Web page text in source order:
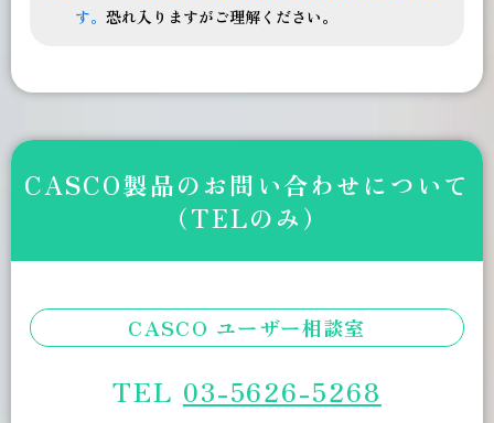
す。 恐れ入りますがご理解ください。
CASCO製品のお問い合わせについて
（TELのみ）
CASCO ユーザー相談室
TEL 03-5626-5268